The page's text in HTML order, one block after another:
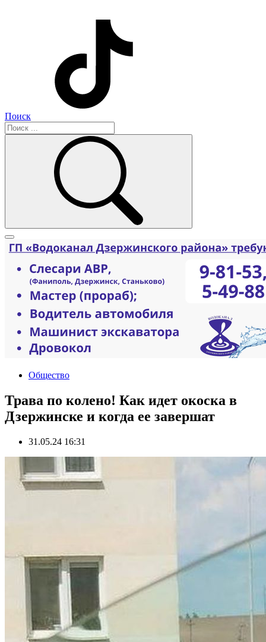
Поиск
Общество
Трава по колено! Как идет окоска в
Дзержинске и когда ее завершат
31.05.24 16:31